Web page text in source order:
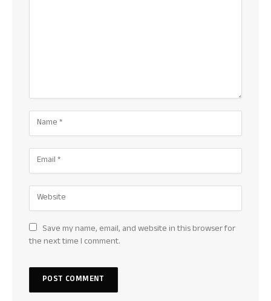
Save my name, email, and website in this browser for
the next time I comment.